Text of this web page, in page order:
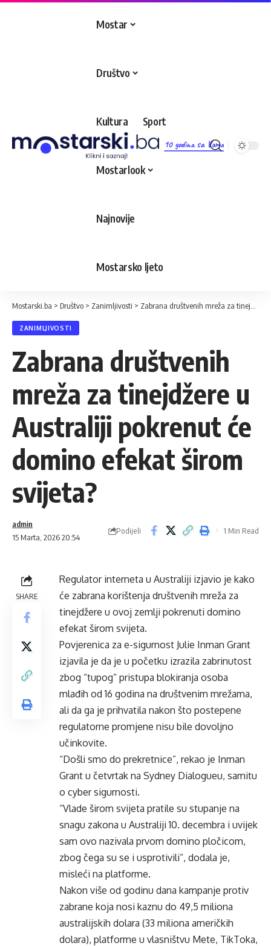
10 godina sa Vama
Mostar
Društvo
Kultura Sport
Mostarlook
Najnovije
Mostarsko ljeto
Mostarski.ba > Društvo > Zanimljivosti > Zabrana društvenih mreža za tinejdžere u Australiji pokrenut će domino efekat širom svijeta?
ZANIMLJIVOSTI
Zabrana društvenih
mreža za tinejdžere u
Australiji pokrenut će
domino efekat širom
svijeta?
15 Marta, 2026 20:54
admin
Podijeli 1 Min Read
SHARE
Regulator interneta u Australiji izjavio je kako
će zabrana korištenja društvenih mreža za
tinejdžere u ovoj zemlji pokrenuti domino
efekat širom svijeta.
Povjerenica za e-sigurnost Julie Inman Grant
izjavila je da je u početku izrazila zabrinutost
zbog “tupog” pristupa blokiranja osoba
mlađih od 16 godina na društvenim mrežama,
ali da ga je prihvatila nakon što postepene
regulatorne promjene nisu bile dovoljno
učinkovite.
“Došli smo do prekretnice”, rekao je Inman
Grant u četvrtak na Sydney Dialogueu, samitu
o cyber sigurnosti.
“Vlade širom svijeta pratile su stupanje na
snagu zakona u Australiji 10. decembra i uvijek
sam ovo nazivala prvom domino pločicom,
zbog čega su se i usprotivili”, dodala je,
misleći na platforme.
Nakon više od godinu dana kampanje protiv
zabrane koja nosi kaznu do 49,5 miliona
australijskih dolara (33 miliona američkih
dolara), platforme u vlasništvu Mete, TikToka,